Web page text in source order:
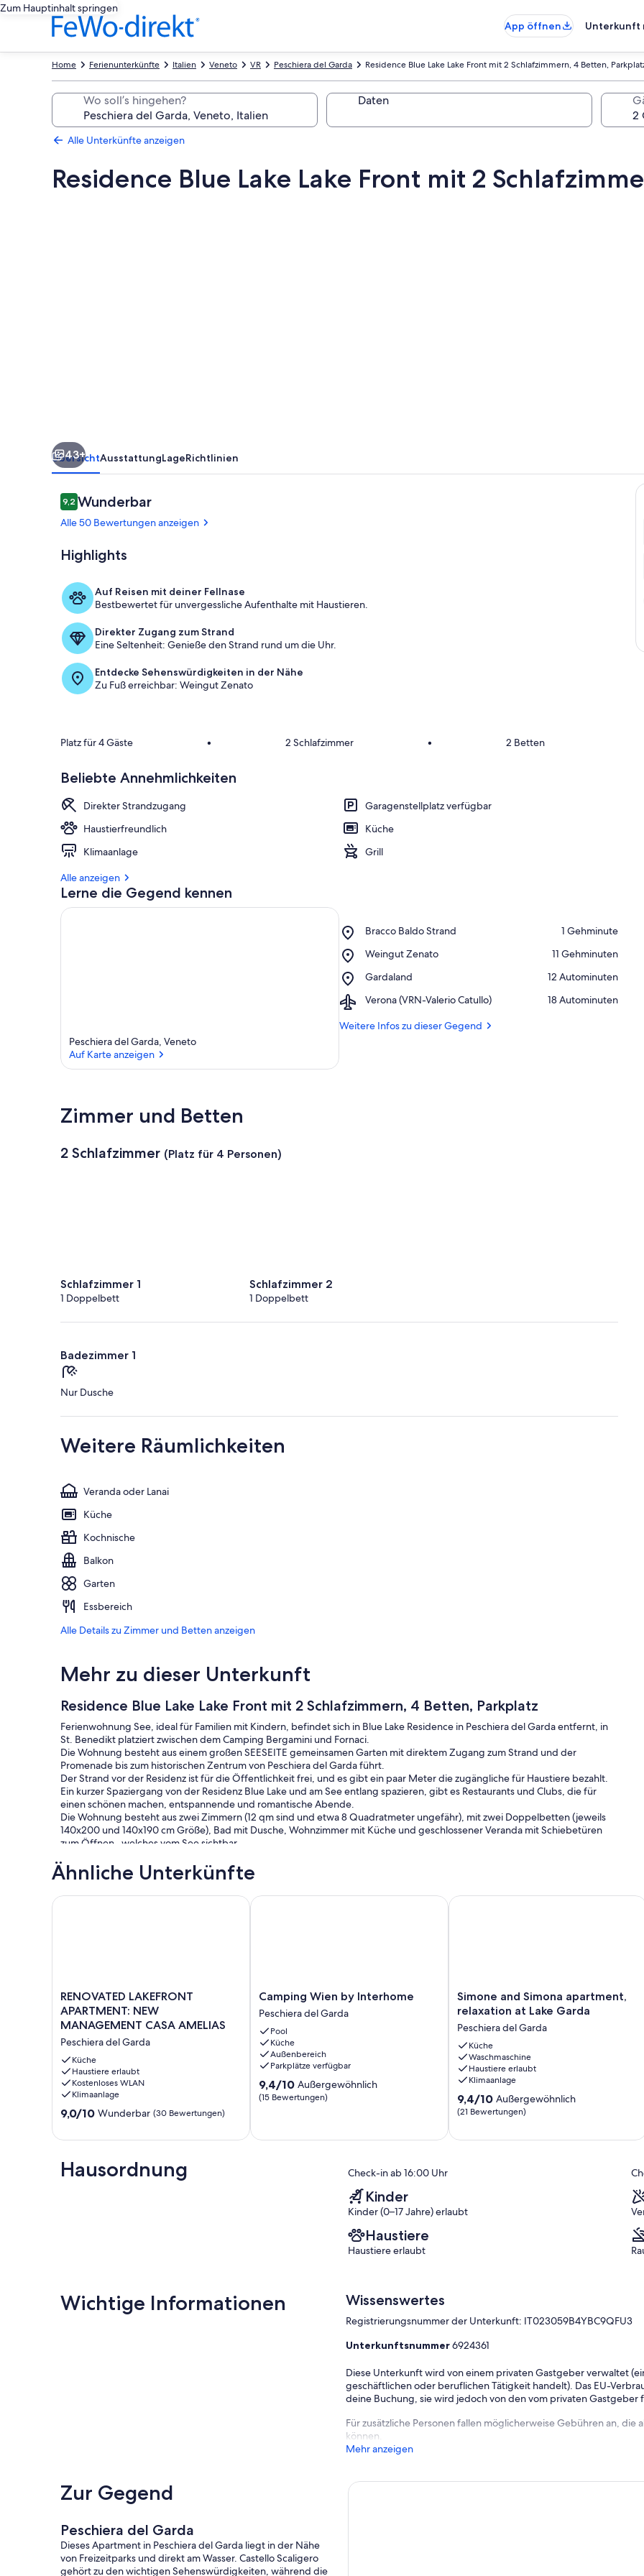
Zum Hauptinhalt springen
App öffnen
Unterkunft
Residence Blue Lake Lake Front mit 2 Schlafzimmern, 4 Betten,
Peschiera del Garda
VR
Veneto
Italien
Ferienunterkünfte
Home
Wo soll’s hingehen? Daten
Alle Unterkünfte anzeigen
Residence Blue Lake Lake Front mit 2
Betten,
Parkplatz
43+
ÜbersichtAusstattungLageRichtlinien
Bewertungen
9,29,2 von 10.
Wunderbar
Alle 50 Bewertungen anzeigen
Highlights
Auf Reisen mit deiner Fellnase
Bestbewertet für unvergessliche Aufenthalte mit Haustieren.
Direkter Zugang zum Strand
Eine Seltenheit: Genieße den Strand rund um die Uhr.
Entdecke Sehenswürdigkeiten in der Nähe
Zu Fuß erreichbar: Weingut Zenato
Platz für 4 Gäste • 2 Schlafzimmer • 2 Betten
Beliebte Annehmlichkeiten
Direkter Strandzugang
Garagenstellplatz verfügbar
Haustierfreundlich
Küche
Klimaanlage
Grill
Alle anzeigen
Lerne die Gegend kennen
Peschiera del Garda, Veneto
Auf Karte anzeigen
Bracco Baldo Strand
Place,
Baldo
‪1 Gehminute‬
Weingut Zenato
Place,
Zenato
‪11 Gehminuten‬
Gardaland
Place,
‪12 Autominuten‬
Verona (VRN-Valerio Catullo)
Airport,
(VRN-
‪18 Autominuten‬
Weitere Infos zu dieser Gegend
Zimmer und Betten
2 Schlafzimmer (Platz für 4 Personen)
Schlafzimmer 1
1 Doppelbett
Schlafzimmer 2
1 Doppelbett
Badezimmer 1
Nur Dusche
Weitere Räumlichkeiten
Veranda oder Lanai
Küche
Kochnische
Balkon
Garten
Essbereich
Alle Details zu Zimmer und Betten anzeigen
Mehr zu dieser Unterkunft
Residence Blue Lake Lake Front mit 2 Schlafzimmern, 4 Betten, Parkplatz
Ferienwohnung See, ideal für Familien mit Kindern, befindet sich in Blue Lake Residence in Peschiera del Garda entfernt, in
St. Benedikt platziert zwischen dem Camping Bergamini und Fornaci.
Die Wohnung besteht aus einem großen SEESEITE gemeinsamen Garten mit direktem Zugang zum Strand und der
Promenade bis zum historischen Zentrum von Peschiera del Garda führt.
Der Strand vor der Residenz ist für die Öffentlichkeit frei, und es gibt ein paar Meter die zugängliche für Haustiere bezahlt.
Ein kurzer Spaziergang von der Residenz Blue Lake und am See entlang spazieren, gibt es Restaurants und Clubs, die für
einen schönen machen, entspannende und romantische Abende.
Die Wohnung besteht aus zwei Zimmern (12 qm sind und etwa 8 Quadratmeter ungefähr), mit zwei Doppelbetten (jeweils
140x200 und 140x190 cm Größe), Bad mit Dusche, Wohnzimmer mit Küche und geschlossener Veranda mit Schiebetüren
zum Öffnen , welches vom See sichtbar.
platziert werden.
In allen Zimmern, außer dem Bad gibt es einen ferngesteuerten Deckenventilatoren es schön und luftig fast jede
Umgebung zu machen.
Das Anwesen umfasst ein Carport im Keller mit der Möglichkeit der Fahrradkeller.
Ähnliche Unterkünfte
RENOVATED
LAKEFRONT
APARTMENT:
MANAGEMENT
CASA
AMELIAS
Peschiera
del
Garda
RENOVATED LAKEFRONT
APARTMENT: NEW
MANAGEMENT CASA AMELIAS
Peschiera del Garda
Küche
Haustiere erlaubt
Kostenloses WLAN
Klimaanlage
9.0
10,
(30
Bewertungen)
9,0/10 Wunderbar (30 Bewertungen)
RENOVATED LAKEFRONT APARTMENT: NEW MANAGEMENT CASA AMELIAS
Camping
Wien
by
Interhome
Peschiera
del
Garda
Camping Wien by Interhome
Peschiera del Garda
Pool
Küche
Außenbereich
Parkplätze verfügbar
9.4
von
9,4/10 Außergewöhnlich
(15 Bewertungen)
Camping Wien by Interhome
Simone
and
apartment,
relaxation
at
Lake
Garda
Peschiera
del
Simone and Simona apartment,
relaxation at Lake Garda
Peschiera del Garda
Küche
Waschmaschine
Haustiere erlaubt
Klimaanlage
9.4
von
Außergewöhnlich,
9,4/10 Außergewöhnlich
(21 Bewertungen)
Simone and Simona apartment,
Hausordnung Check-in ab 16:00 Uhr
Kinder
Kinder (0–17 Jahre) erlaubt
Haustiere
Haustiere erlaubt
Wichtige Informationen Wissenswertes
Registrierungsnummer der Unterkunft: IT023059B4YBC9QFU3
Unterkunftsnummer6924361
Diese Unterkunft wird von einem privaten Gastgeber verwaltet
geschäftlichen oder beruflichen Tätigkeit handelt). Das EU-
deine Buchung, sie wird jedoch von den vom privaten
Für zusätzliche Personen fallen möglicherweise Gebühren an,
können.
Mehr anzeigen
Zur Gegend
Peschiera del Garda
Dieses Apartment in Peschiera del Garda liegt in der Nähe
von Freizeitparks und direkt am Wasser. Castello Scaligero
gehört zu den wichtigen Sehenswürdigkeiten, während die